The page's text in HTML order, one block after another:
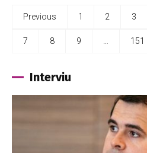
Previous 1 2 3
7 8 9 151
Interviu